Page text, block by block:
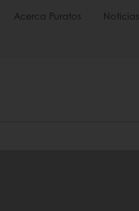
Acerca Puratos Noticias